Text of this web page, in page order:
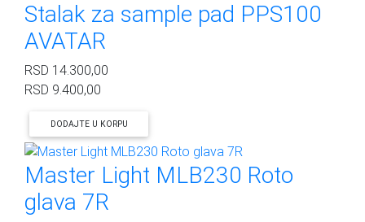
Stalak za sample pad PPS100
AVATAR
RSD 14.300,00
RSD 9.400,00
DODAJTE U KORPU
Master Light MLB230 Roto
glava 7R